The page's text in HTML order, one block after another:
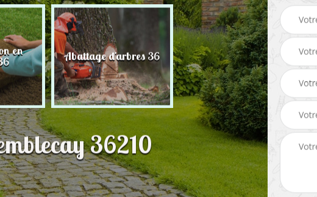
en Abattage d'arbres 36 Tonte et réfection de
pelouse 36
36210